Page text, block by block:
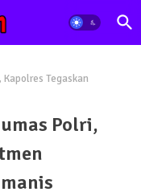
Kapolres Tegaskan
Polri,